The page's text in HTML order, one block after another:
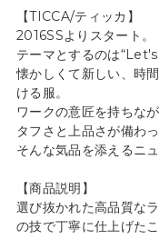
【TICCA/ティッカ】
2016SSよりスタート。
テーマとするのは
懐かしくて新しい、時
ける服。
ワークの意匠を持ちな
タフさと上品さが備わっ
そんな気品を添えるニ
【商品説明】
選び抜かれた高品質な
の技で丁寧に仕上げたこ